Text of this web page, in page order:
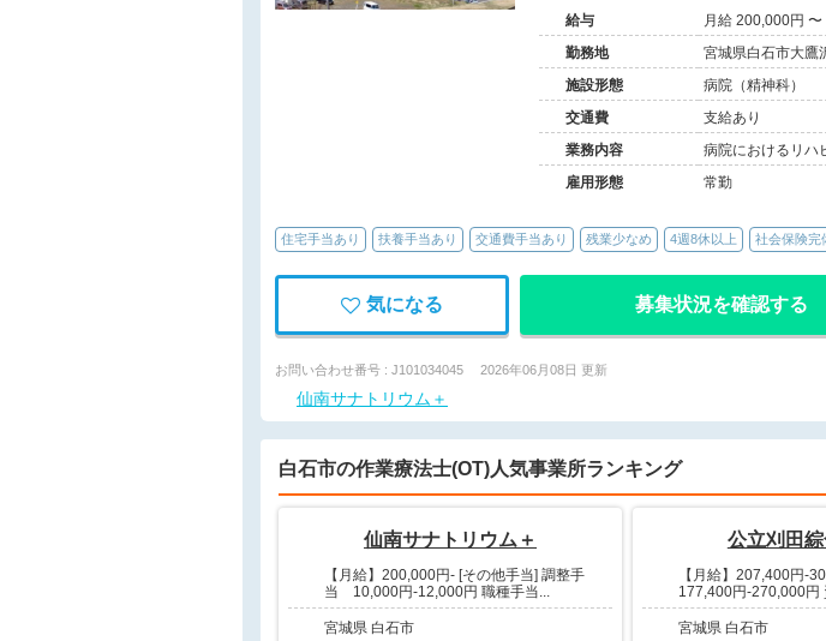
給与
月給 200,000円 〜
勤務地
宮城県白石市大鷹
施設形態
病院（精神科）
交通費
支給あり
業務内容
病院におけるリハ
雇用形態
常勤
住宅手当あり 扶養手当あり 交通費手当あり 残業少なめ 4週8休以上 社会保険完
気になる 募集状況を確認する
お問い合わせ番号 : J101034045 2026年06月08日 更新
仙南サナトリウム＋
白石市の作業療法士(OT)人気事業所ランキング
仙南サナトリウム＋
【月給】200,000円- [その他手当] 調整手
当 10,000円-12,000円 職種手当...
宮城県 白石市
公立刈田
【月給】207,400円-
177,400円-270,000円
宮城県 白石市